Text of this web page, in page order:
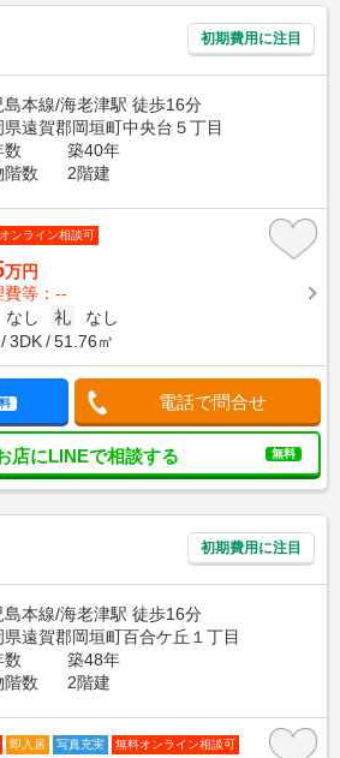
初期費用に注目
島本線/海老津駅 徒歩16分
県遠賀郡岡垣町中央台５丁目
数
築40年
階数
2階建
ンライン相談可
万円
費等：--
なし 礼
なし
3DK 51.76㎡
電話で問合せ
店にLINEで相談する 無料
初期費用に注目
島本線/海老津駅 徒歩16分
県遠賀郡岡垣町百合ケ丘１丁目
数
築48年
階数
2階建
即入居 写真充実 無料オンライン相談可